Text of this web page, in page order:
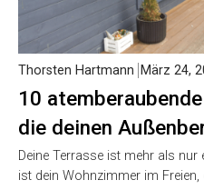
10
die deinen
Thorsten Hartmann März 24,
Deine Terrasse ist mehr als nur
ist dein Wohnzimmer im